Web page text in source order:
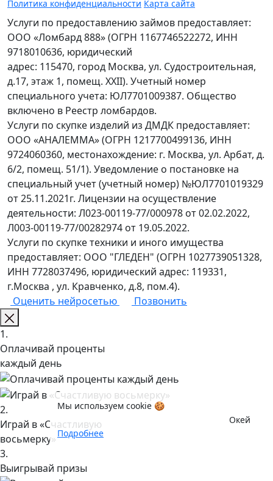
Политика конфиденциальности Карта сайта
Услуги по предоставлению займов предоставляет:
ООО «Ломбард 888» (ОГРН 1167746522272, ИНН
9718010636, юридический
адрес: 115470, город Москва, ул. Судостроительная,
д.17, этаж 1, помещ. XXII). Учетный номер
специального учета: ЮЛ7701009387. Общество
включено в Реестр ломбардов.
Услуги по скупке изделий из ДМДК предоставляет:
ООО «АНАЛЕММА» (ОГРН 1217700499136, ИНН
9724060360, местонахождение: г. Москва, ул. Арбат, д.
6/2, помещ. 51/1). Уведомление о постановке на
специальный учет (учетный номер) №ЮЛ7701019329
от 25.11.2021г. Лицензии на осуществление
деятельности: Л023-00119-77/000978 от 02.02.2022,
Л003-00119-77/00282974 от 19.05.2022.
Услуги по скупке техники и иного имущества
предоставляет: ООО "ГЛЕДЕН" (ОГРН 1027739051328,
ИНН 7728037496, юридический адрес: 119331,
г.Москва , ул. Кравченко, д.8, пом.4).
Оценить нейросетью
Позвонить
Мы используем cookie 🍪
Подробнее
Окей
1.
Оплачивай проценты
каждый день
2.
Играй в «Счастливую
восьмерку»
3.
Выигрывай призы